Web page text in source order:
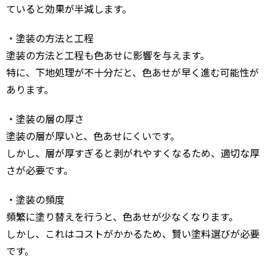
ていると効果が半減します。
・塗装の方法と工程
塗装の方法と工程も色あせに影響を与えます。
特に、下地処理が不十分だと、色あせが早く進む可能性が
あります。
・塗装の層の厚さ
塗装の層が厚いと、色あせにくいです。
しかし、層が厚すぎると剥がれやすくなるため、適切な厚
さが必要です。
・塗装の頻度
頻繁に塗り替えを行うと、色あせが少なくなります。
しかし、これはコストがかかるため、賢い塗料選びが必要
です。